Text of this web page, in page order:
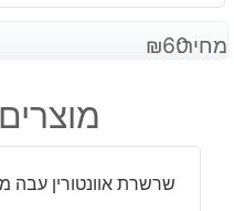
מחיר: ₪60
שרשרת אוונטורין עבה